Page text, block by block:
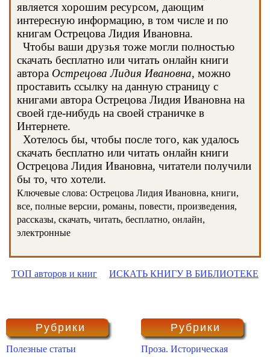
является хорошим ресурсом, дающим
интересную информацию, в том числе и по
книгам Острецова Лидия Ивановна.
Чтобы ваши друзья тоже могли полностью
скачать бесплатно или читать онлайн книги
автора Острецова Лидия Ивановна, можно
проставить ссылку на данную страницу с
книгами автора Острецова Лидия Ивановна на
своей где-нибудь на своей страничке в
Интернете.
Хотелось бы, чтобы после того, как удалось
скачать бесплатно или читать онлайн книги
Острецова Лидия Ивановна, читатели получили
бы то, что хотели.
Ключевые слова: Острецова Лидия Ивановна, книги,
все, полные версии, романы, повести, произведения,
рассказы, скачать, читать, бесплатно, онлайн,
электронные
ТОП авторов и книг ИСКАТЬ КНИГУ В БИБЛИОТЕКЕ
Рубрики
Полезные статьи
Рубрики
Проза. Историческая